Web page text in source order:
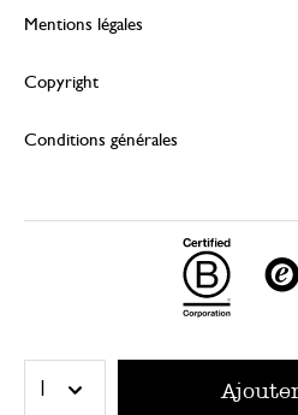
Mentions légales
Copyright
Conditions générales
© 2026 Dille & Kamille